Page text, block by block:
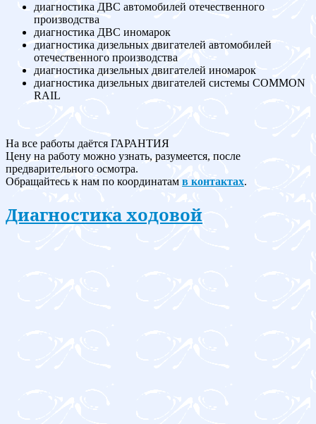
диагностика ДВС автомобилей отечественного
производства
диагностика ДВС иномарок
диагностика дизельных двигателей автомобилей
отечественного производства
диагностика дизельных двигателей иномарок
диагностика дизельных двигателей системы COMMON
RAIL
На все работы даётся ГАРАНТИЯ
Цену на работу можно узнать, разумеется, после
предварительного осмотра.
Обращайтесь к нам по координатам в контактах.
Диагностика ходовой